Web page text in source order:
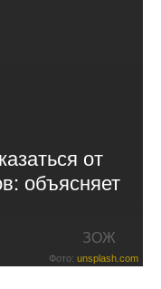
от
объясняет
ЗОЖ
Фото: unsplash.com